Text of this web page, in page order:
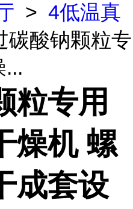
> 4低温真
碳酸钠颗粒专
...
粒专用
燥机 螺
成套设